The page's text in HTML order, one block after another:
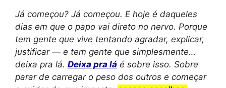
Já começou? Já começou. E hoje é daqueles
dias em que o papo vai direto no nervo. Porque
tem gente que vive tentando agradar, explicar,
justificar — e tem gente que simplesmente…
deixa pra lá. Deixa pra lá é sobre isso. Sobre
parar de carregar o peso dos outros e começar